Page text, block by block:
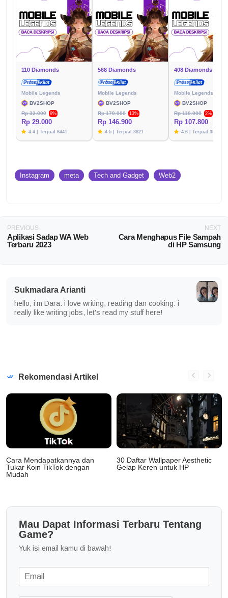
110 Diamonds
Mobile Legends
BV2SHOP
Rp 32.000
9%
Rp 29.000
4.4 | Terjual 6441
568 Diamonds
Mobile Legends
BV2SHOP
Rp 170.000
13%
Rp 146.900
4.5 | Terjual 3821
408 Diamonds
Mobile Legends
BV2SHOP
Rp 110.000
2%
Rp 107.800
4.6 | Terjual 3576
Instagram meta Tech and Gadget Web2
PREVIOUS
Aplikasi Sadap WA Web
Terbaru 2023
NEXT
Cara Menghapus File Sampah
di HP Samsung
Sukmadara Arianti
hello, i’m Dara. i love writing, reading dan cooking. i
really like writing jobs, let's read my stuff here!
Rekomendasi Artikel
Cara Mendapatkannya dan
Tukar Koin TikTok dengan
Mudah
30 Daftar Wallpaper Aesthetic
Gelap Keren untuk HP
Mau Dapat Informasi Terbaru Tentang
Game?
Yuk isi email kamu di bawah!